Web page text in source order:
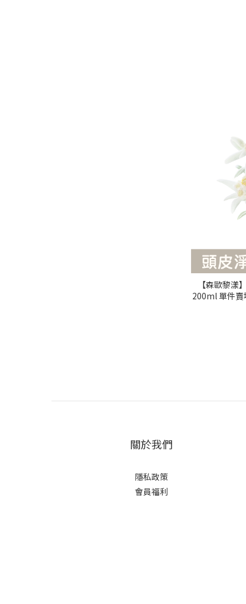
【森歐黎漾
200ml 單件賣
韌護髮/逆齡
關於我們
隱私政策
會員福利